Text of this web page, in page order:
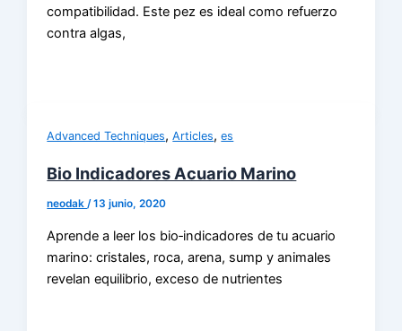
compatibilidad. Este pez es ideal como refuerzo
contra algas,
Advanced Techniques,Articles,es
Bio Indicadores Acuario Marino
neodak/13 junio, 2020
Aprende a leer los bio‑indicadores de tu acuario
marino: cristales, roca, arena, sump y animales
revelan equilibrio, exceso de nutrientes